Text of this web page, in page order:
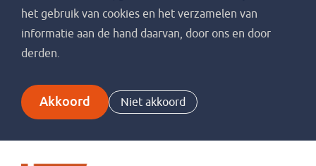
het gebruik van cookies en het verzamelen van
informatie aan de hand daarvan, door ons en door
derden.
Akkoord Niet akkoord